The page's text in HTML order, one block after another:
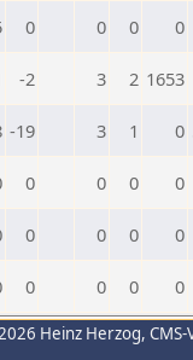
0 0 0 0
-2 3 2 1653
-19 3 1 0
0 0 0 0
0 0 0 0
0 0 0 0
Heinz Herzog,